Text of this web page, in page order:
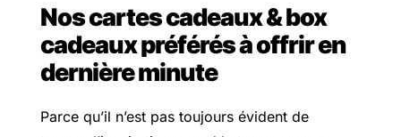
Nos cartes cadeaux & box
cadeaux préférés à offrir en
dernière minute
Parce qu’il n’est pas toujours évident de